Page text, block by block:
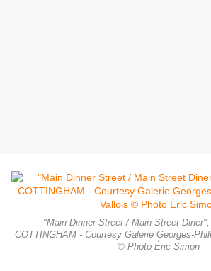
"Main Dinner Street / Main Street
COTTINGHAM - Courtesy Galerie Georges-
© Photo Éric Simon